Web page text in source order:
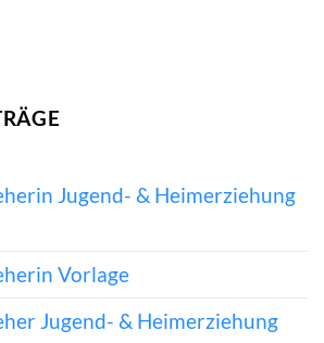
Jugend- & Heimerziehung
Vorlage
Jugend- & Heimerziehung